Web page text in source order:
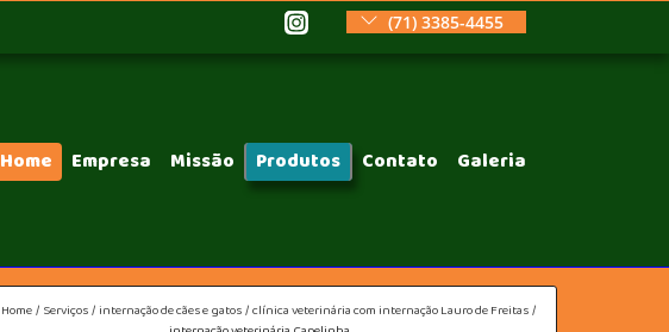
(71) 3385-4455
Home Empresa Missão Produtos Contato Galeria
Home Serviços internação de cães e gatos clínica veterinária com internação Lauro de Freitas